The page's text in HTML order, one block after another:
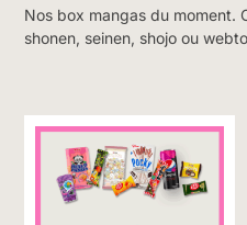
Nos box mangas du moment.
shonen, seinen, shojo ou